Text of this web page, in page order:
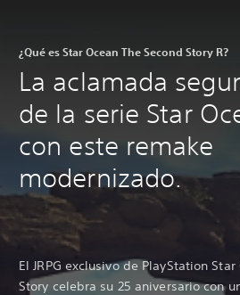
¿Qué es Star Ocean The Second Story R?
La aclamada
de la serie Star
con este remake
modernizado.
El JRPG exclusivo de PlayStation
Story celebra su 25 aniversario con